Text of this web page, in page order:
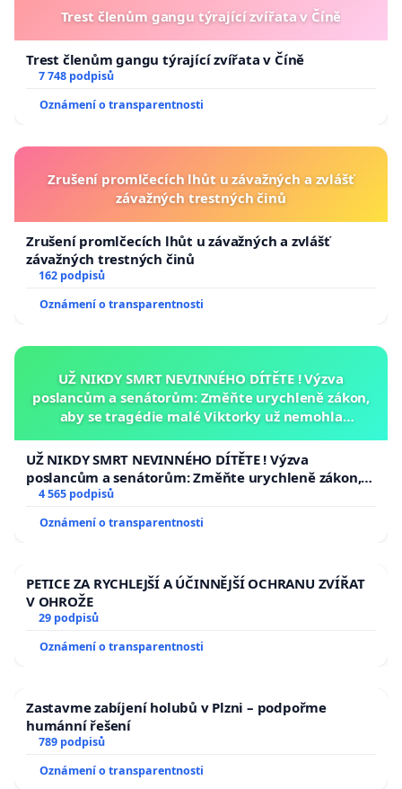
Trest členům gangu týrající zvířata v Číně
Trest členům gangu týrající zvířata v Číně
7 748 podpisů
Oznámení o transparentnosti
Zrušení promlčecích lhůt u závažných a zvlášť
závažných trestných činů
Zrušení promlčecích lhůt u závažných a zvlášť
závažných trestných činů
162 podpisů
Oznámení o transparentnosti
UŽ NIKDY SMRT NEVINNÉHO DÍTĚTE ! Výzva
poslancům a senátorům: Změňte urychleně zákon,
aby se tragédie malé Viktorky už nemohla
UŽ NIKDY SMRT NEVINNÉHO DÍTĚTE ! Výzva
poslancům a senátorům: Změňte urychleně zákon,
aby se tragédie malé Viktorky už nemohla opakovat!
4 565 podpisů
Oznámení o transparentnosti
PETICE ZA RYCHLEJŠÍ A ÚČINNĚJŠÍ OCHRANU ZVÍŘAT
V OHROŽE
29 podpisů
Oznámení o transparentnosti
Zastavme zabíjení holubů v Plzni – podpořme
humánní řešení
789 podpisů
Oznámení o transparentnosti